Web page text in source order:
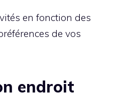
en fonction des
de vos
endroit